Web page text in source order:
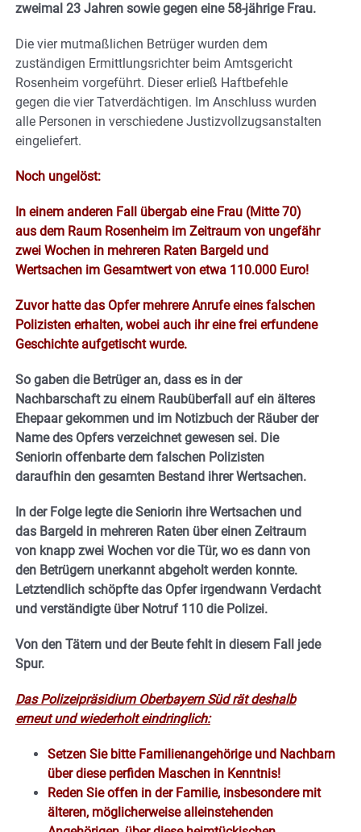
zweimal 23 Jahren sowie gegen eine 58-jährige Frau.
Die vier mutmaßlichen Betrüger wurden dem
zuständigen Ermittlungsrichter beim Amtsgericht
Rosenheim vorgeführt. Dieser erließ Haftbefehle
gegen die vier Tatverdächtigen. Im Anschluss wurden
alle Personen in verschiedene Justizvollzugsanstalten
eingeliefert.
Noch ungelöst:
In einem anderen Fall übergab eine Frau (Mitte 70)
aus dem Raum Rosenheim im Zeitraum von ungefähr
zwei Wochen in mehreren Raten Bargeld und
Wertsachen im Gesamtwert von etwa 110.000 Euro!
Zuvor hatte das Opfer mehrere Anrufe eines falschen
Polizisten erhalten, wobei auch ihr eine frei erfundene
Geschichte aufgetischt wurde.
So gaben die Betrüger an, dass es in der
Nachbarschaft zu einem Raubüberfall auf ein älteres
Ehepaar gekommen und im Notizbuch der Räuber der
Name des Opfers verzeichnet gewesen sei. Die
Seniorin offenbarte dem falschen Polizisten
daraufhin den gesamten Bestand ihrer Wertsachen.
In der Folge legte die Seniorin ihre Wertsachen und
das Bargeld in mehreren Raten über einen Zeitraum
von knapp zwei Wochen vor die Tür, wo es dann von
den Betrügern unerkannt abgeholt werden konnte.
Letztendlich schöpfte das Opfer irgendwann Verdacht
und verständigte über Notruf 110 die Polizei.
Von den Tätern und der Beute fehlt in diesem Fall jede
Spur.
Das Polizeipräsidium Oberbayern Süd rät deshalb
erneut und wiederholt eindringlich:
Setzen Sie bitte Familienangehörige und Nachbarn
über diese perfiden Maschen in Kenntnis!
Reden Sie offen in der Familie, insbesondere mit
älteren, möglicherweise alleinstehenden